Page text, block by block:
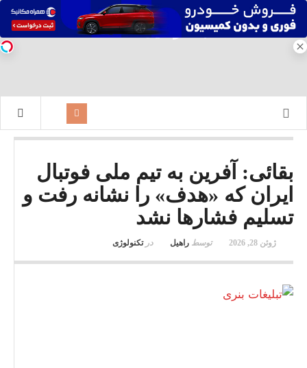
بقائی: آفرین به تیم ملی فوتبال
ایران که «هدف» را نشانه رفت و
تسلیم فشارها نشد
ژوئن 28, 2026 توسط راهیل در تکنولوژی